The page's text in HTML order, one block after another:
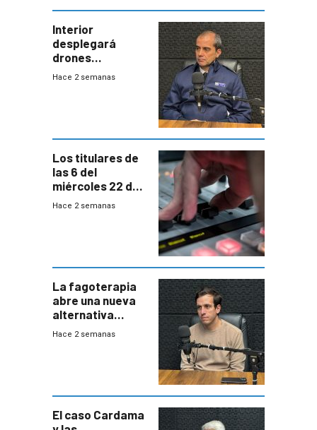
Interior
desplegará
drones
autónomos para
Hace 2 semanas
Los titulares de
las 6 del
miércoles 22 de
julio de 2026
Hace 2 semanas
La fagoterapia
abre una nueva
alternativa
contra bacterias
innovadora
Hace 2 semanas
El caso Cardama